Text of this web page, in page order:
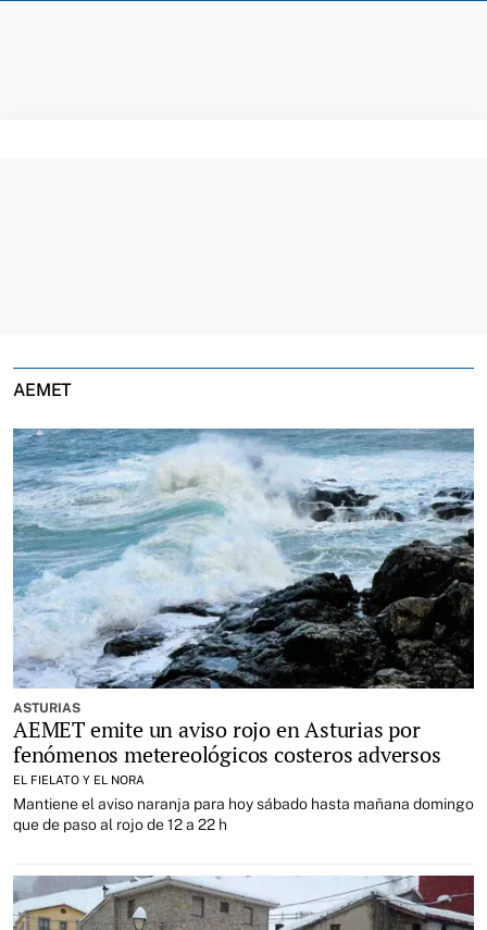
AEMET
ASTURIAS
AEMET emite un aviso rojo en Asturias por
fenómenos metereológicos costeros adversos
EL FIELATO Y EL NORA
Mantiene el aviso naranja para hoy sábado hasta mañana domingo
que de paso al rojo de 12 a 22 h